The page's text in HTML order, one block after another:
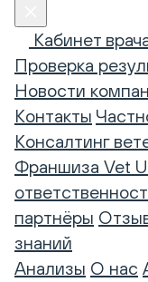
Кабинет
Проверка
Новости
Контакты
Консалтинг
Франшиза Vet
партнёры
знаний
Анализы О нас